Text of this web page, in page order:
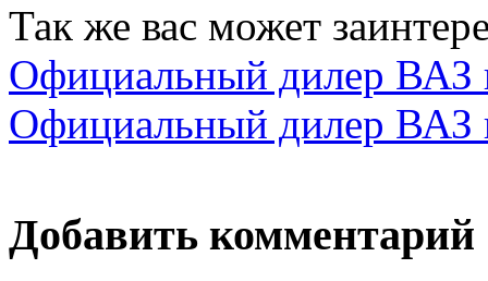
Так же вас может
Официальный дилер
Официальный дилер ВАЗ
Добавить комментарий